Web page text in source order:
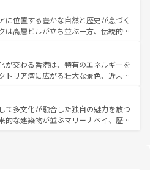
ら、韓国の多彩な魅力を心ゆくまで味
わってみてほしい。 なお、新着の韓国情報はコンテンツ一
。
統が息づく。ハノイの古い町並みやホ
ス統治時代の建物も、独特の雰囲気を
た、バラエティの豊かさとおいしさで
ンミー、ベトナムコーヒーなどは、ぜ
。どの地域を訪れてもあたたかい人々
れるので、きっと忘れられない旅にな
に位置する豊かな自然と歴史が息づく
は高層ビルが立ち並ぶ一方、伝統的な
る。北部ではチェンマイなどの山岳地
、南部ではプーケットやクラビの美し
気分を楽しむことができる。タイ料理
中温暖で、どの季節にも異なる楽しみ
みやすいタイの人々、仏教を中心とし
な観光資源が、訪れる旅人を魅了し続
が交わる香港は、特有のエネルギーを
トリア湾に広がる壮大な景色、近未来
感動するはず。観光スポットが密集し
どころを回れるのも魅力。息をのむよ
な体験まで、香港を存分に楽しみ尽く
て多文化が融合した独自の魅力を放つ
的な建築物が並ぶマリーナベイ、歴史